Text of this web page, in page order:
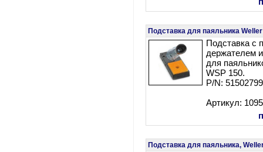
Подставка для паяльника
Подставка с
держателем
для
WSP 150.
P/N: 51502799
Артикул:
Подставка для паяльника,